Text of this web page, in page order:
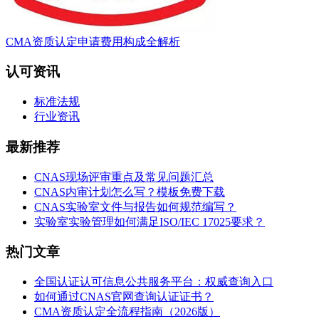
CMA资质认定申请费用构成全解析
认可资讯
标准法规
行业资讯
最新推荐
CNAS现场评审重点及常见问题汇总
CNAS内审计划怎么写？模板免费下载
CNAS实验室文件与报告如何规范编写？
实验室实验管理如何满足ISO/IEC 17025要求？
热门文章
全国认证认可信息公共服务平台：权威查询入口
如何通过CNAS官网查询认证证书？
CMA资质认定全流程指南（2026版）